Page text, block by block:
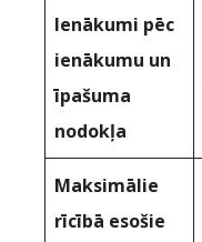
Ienākumi pēc
ienākumu un
īpašuma
nodokļa
Maksimālie
rīcībā esošie